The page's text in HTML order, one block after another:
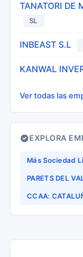
TANATORI DE
SL
INBEAST S.L
KANWAL
Ver todas las
EXPLORA
Más Sociedad
PARETS DEL
CCAA: